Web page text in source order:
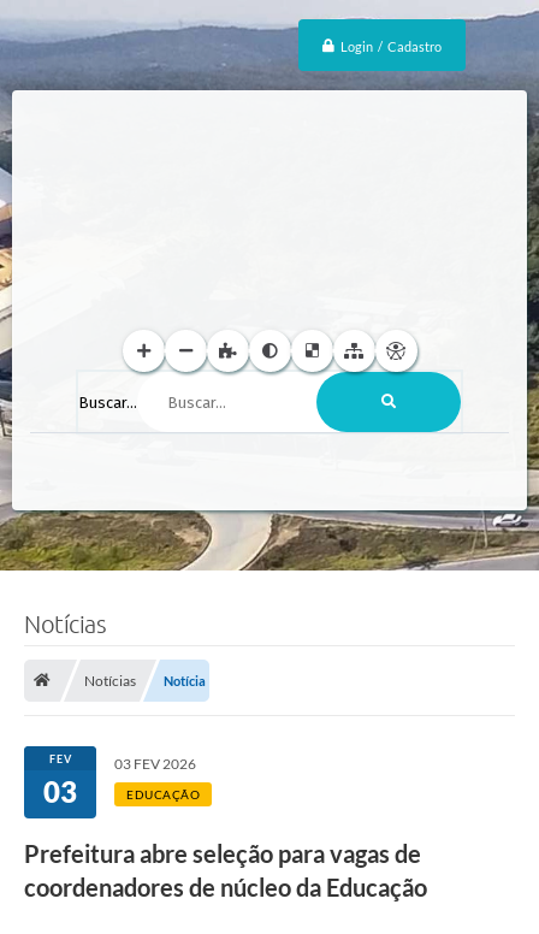
Login / Cadastro
Buscar...
Notícias
Notícias Notícia
FEV
03
03 FEV 2026
EDUCAÇÃO
Prefeitura abre seleção para vagas de
coordenadores de núcleo da Educação
l
u
m